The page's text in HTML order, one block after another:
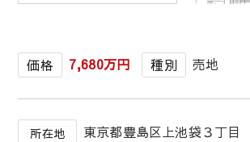
価格 7,680万円 種別 売地
所在地 東京都豊島区上池袋３丁目